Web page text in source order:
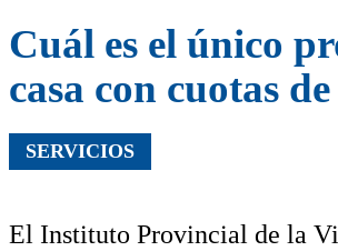
Cuál es el único
casa con cuotas
SERVICIOS
El Instituto Provincial de la